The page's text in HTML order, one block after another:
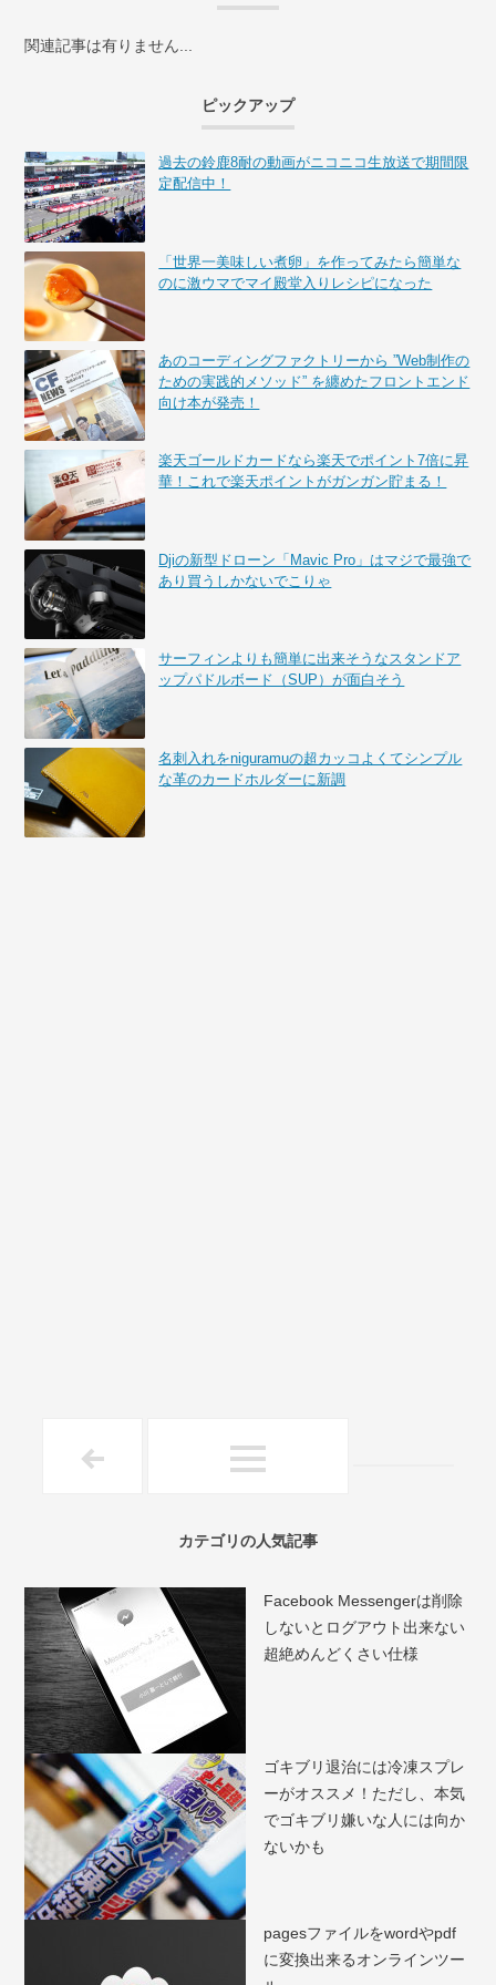
関連記事は有りません...
ピックアップ
過去の鈴鹿8耐の動画がニコニコ生放送で期間限
定配信中！
「世界一美味しい煮卵」を作ってみたら簡単な
のに激ウマでマイ殿堂入りレシピになった
あのコーディングファクトリーから ”Web制作の
ための実践的メソッド” を纏めたフロントエンド
向け本が発売！
楽天ゴールドカードなら楽天でポイント7倍に昇
華！これで楽天ポイントがガンガン貯まる！
Djiの新型ドローン「Mavic Pro」はマジで最強で
あり買うしかないでこりゃ
サーフィンよりも簡単に出来そうなスタンドア
ップパドルボード（SUP）が面白そう
名刺入れをniguramuの超カッコよくてシンプル
な革のカードホルダーに新調
カテゴリの人気記事
Facebook Messengerは削除
しないとログアウト出来ない
超絶めんどくさい仕様
ゴキブリ退治には冷凍スプレ
ーがオススメ！ただし、本気
でゴキブリ嫌いな人には向か
ないかも
pagesファイルをwordやpdf
に変換出来るオンラインツー